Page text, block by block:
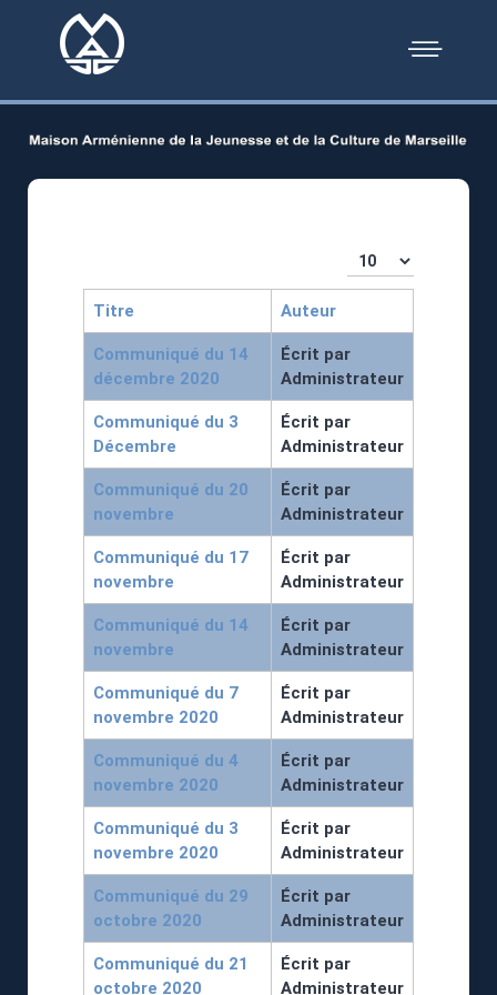
Affichage #
Titre Auteur
Communiqué du 14
décembre 2020
Écrit par
Administrateur
Communiqué du 3
Décembre
Écrit par
Administrateur
Communiqué du 20
novembre
Écrit par
Administrateur
Communiqué du 17
novembre
Écrit par
Administrateur
Communiqué du 14
novembre
Écrit par
Administrateur
Communiqué du 7
novembre 2020
Écrit par
Administrateur
Communiqué du 4
novembre 2020
Écrit par
Administrateur
Communiqué du 3
novembre 2020
Écrit par
Administrateur
Communiqué du 29
octobre 2020
Écrit par
Administrateur
Communiqué du 21
octobre 2020
Écrit par
Administrateur